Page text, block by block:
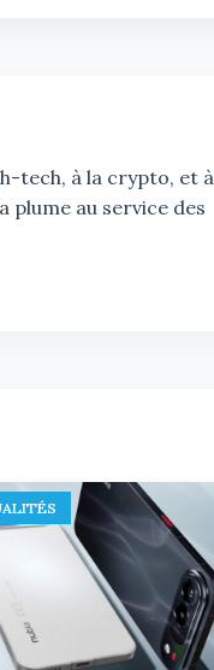
tech, à la crypto, et à
plume au service des